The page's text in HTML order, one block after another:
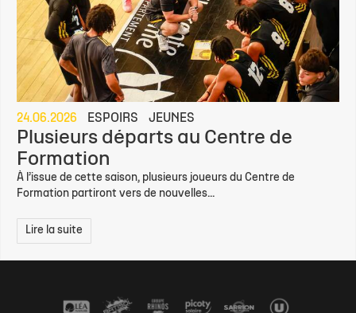
24.06.2026 ESPOIRS JEUNES
Plusieurs départs au Centre de
Formation
À l’issue de cette saison, plusieurs joueurs du Centre de
Formation partiront vers de nouvelles...
Lire la suite